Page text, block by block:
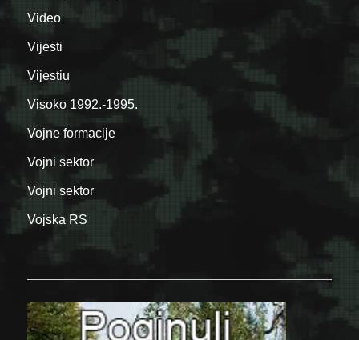
Video
Vijesti
Vijestiu
Visoko 1992.-1995.
Vojne formacije
Vojni sektor
Vojni sektor
Vojska RS